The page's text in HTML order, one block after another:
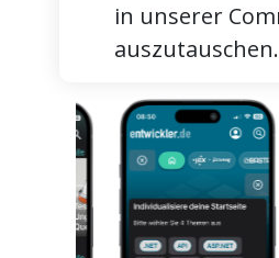
in unserer
auszutauschen.